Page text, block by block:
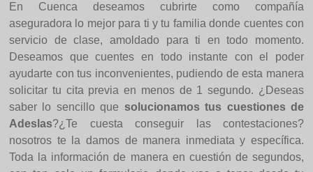
En Cuenca deseamos cubrirte como compañía
aseguradora lo mejor para ti y tu familia donde cuentes con
servicio de clase, amoldado para ti en todo momento.
Deseamos que cuentes en todo instante con el poder
ayudarte con tus inconvenientes, pudiendo de esta manera
solicitar tu cita previa en menos de 1 segundo. ¿Deseas
saber lo sencillo que solucionamos tus cuestiones de
Adeslas?¿Te cuesta conseguir las contestaciones?
nosotros te la damos de manera inmediata y específica.
Toda la información de manera en cuestión de segundos,